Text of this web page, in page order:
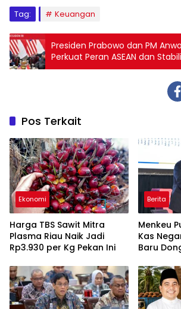
Tag: Keuangan
Presiden Prabowo dan PM
Perkuat Peran ASEAN dan
Pos Terkait
Ekonomi
Harga TBS Sawit Mitra
Plasma Riau Naik Jadi
Rp3.930 per Kg Pekan Ini
Berita
Menkeu
Kas
Baru
di